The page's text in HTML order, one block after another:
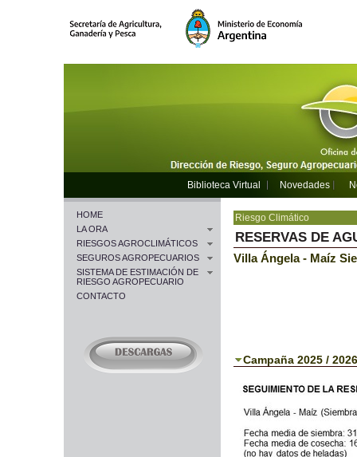
Biblioteca Virtual Novedades
HOME
LA ORA
RIESGOS AGROCLIMÁTICOS
SEGUROS AGROPECUARIOS
SISTEMA DE ESTIMACIÓN DE
RIESGO AGROPECUARIO
CONTACTO
Riesgo Climático
RESERVAS DE
Villa Ángela - Maíz
Campaña 2025 / 2026